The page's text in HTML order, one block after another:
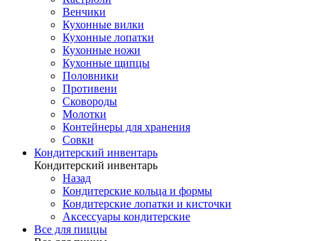
Венчики
Кухонные вилки
Кухонные лопатки
Кухонные ножи
Кухонные щипцы
Половники
Противени
Сковороды
Молотки
Контейнеры для хранения
Совки
Кондитерский инвентарь
Кондитерский инвентарь
Назад
Кондитерские кольца и формы
Кондитерские лопатки и кисточки
Аксессуары кондитерские
Все для пиццы